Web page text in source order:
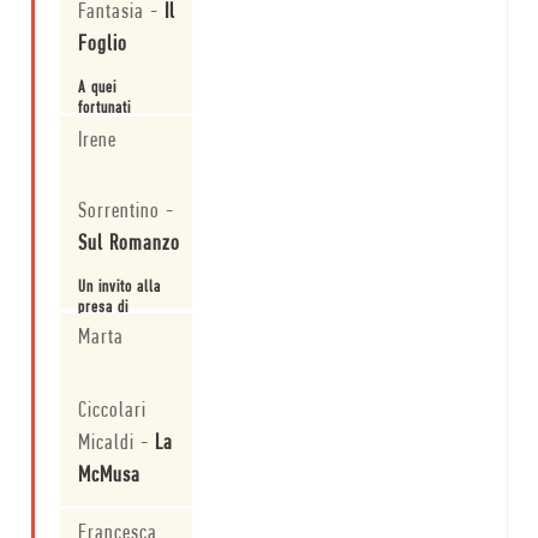
Fantasia - Il
Foglio
A quei
fortunati
studenti di
allora e a noi
regalato e
regala
aforismi,
riflessioni più
che attuali. E
gliene siamo
Irene
Sorrentino -
Sul Romanzo
Un invito alla
presa di
consapevolezza
della felicità e
che ci manca.
Marta
Ciccolari
Micaldi - La
McMusa
Lucido,